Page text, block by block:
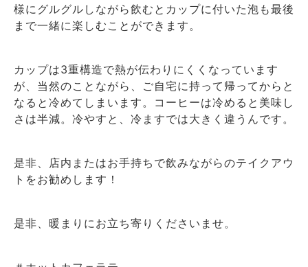
様にグルグルしながら飲むとカップに付いた泡も最後
まで一緒に楽しむことができます。
カップは3重構造で熱が伝わりにくくなっています
が、当然のことながら、ご自宅に持って帰ってからと
なると冷めてしまいます。コーヒーは冷めると美味し
さは半減。冷やすと、冷ますでは大きく違うんです。
是非、店内またはお手持ちで飲みながらのテイクアウ
トをお勧めします！
是非、暖まりにお立ち寄りくださいませ。